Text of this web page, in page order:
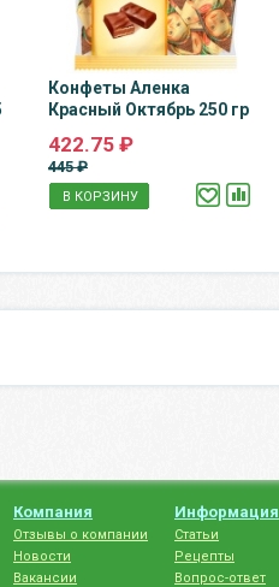
Конфеты Аленка
Красный Октябрь 250 гр
422.75 ₽
445 ₽
В КОРЗИНУ
Компания
Отзывы о компании
Новости
Вакансии
Информация
Статьи
Рецепты
Вопрос-ответ